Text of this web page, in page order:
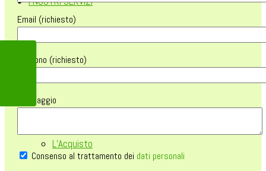
L’Acquisto
Email (richiesto)
Telefono (richiesto)
Messaggio
Consenso al trattamento dei dati personali